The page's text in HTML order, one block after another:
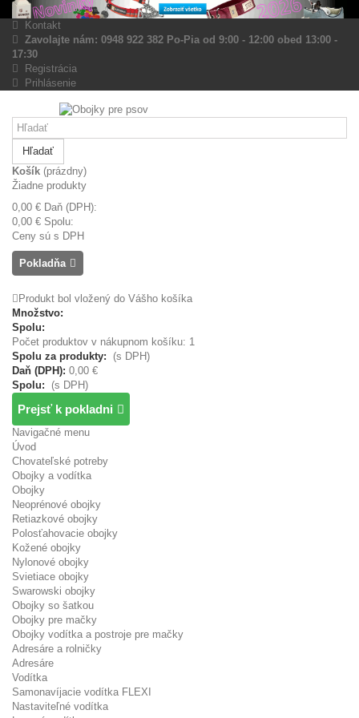
Kontakt
Zavolajte nám: 0948 922 382 Po-Pia od 9:00 - 12:00 obed 13:00 -
17:30
Registrácia
Prihlásenie
Hľadať
Košík (prázdny)
Žiadne produkty
0,00 € Daň (DPH):
0,00 € Spolu:
Ceny sú s DPH
Pokladňa
Produkt bol vložený do Vášho košíka
Množstvo:
Spolu:
Počet produktov v nákupnom košíku: 1
Spolu za produkty:
(s DPH)
Daň (DPH): 0,00 €
Spolu:
(s DPH)
Prejsť k pokladni
Navigačné menu
Úvod
Chovateľské potreby
Obojky a vodítka
Obojky
Neoprénové obojky
Retiazkové obojky
Polosťahovacie obojky
Kožené obojky
Nylonové obojky
Svietiace obojky
Swarowski obojky
Obojky so šatkou
Obojky pre mačky
Obojky vodítka a postroje pre mačky
Adresáre a rolničky
Adresáre
Vodítka
Samonavíjacie vodítka FLEXI
Nastaviteľné vodítka